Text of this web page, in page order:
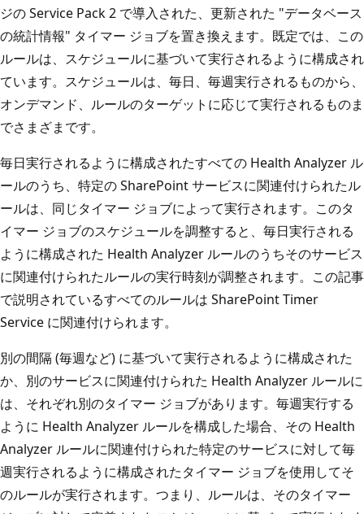
ジの Service Pack 2 で導入された、更新された "データベース
の統計情報" タイマー ジョブを置き換えます。既定では、この
ルールは、スケジュールに基づいて実行されるように構成され
ています。スケジュールは、毎日、毎週実行されるものから、
オンデマンド、ルールのターゲットに応じて実行されるものま
でさまざまです。
毎日実行されるように構成されたすべての Health Analyzer ル
ールのうち、特定の SharePoint サービスに関連付けられたル
ールは、同じタイマー ジョブによって実行されます。このタ
イマー ジョブのスケジュールを調整すると、毎日実行される
ように構成された Health Analyzer ルールのうちそのサービス
に関連付けられたルールの実行時刻が調整されます。この記事
で説明されているすべてのルールは SharePoint Timer
Service に関連付けられます。
別の間隔 (毎週など) に基づいて実行されるように構成された
か、別のサービスに関連付けられた Health Analyzer ルールに
は、それぞれ別のタイマー ジョブがあります。毎週実行する
ように Health Analyzer ルールを構成した場合、その Health
Analyzer ルールに関連付けられた特定のサービスに対して毎
週実行されるように構成されたタイマー ジョブを使用してそ
のルールが実行されます。つまり、ルールは、そのタイマー